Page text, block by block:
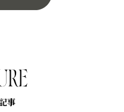
RE
事